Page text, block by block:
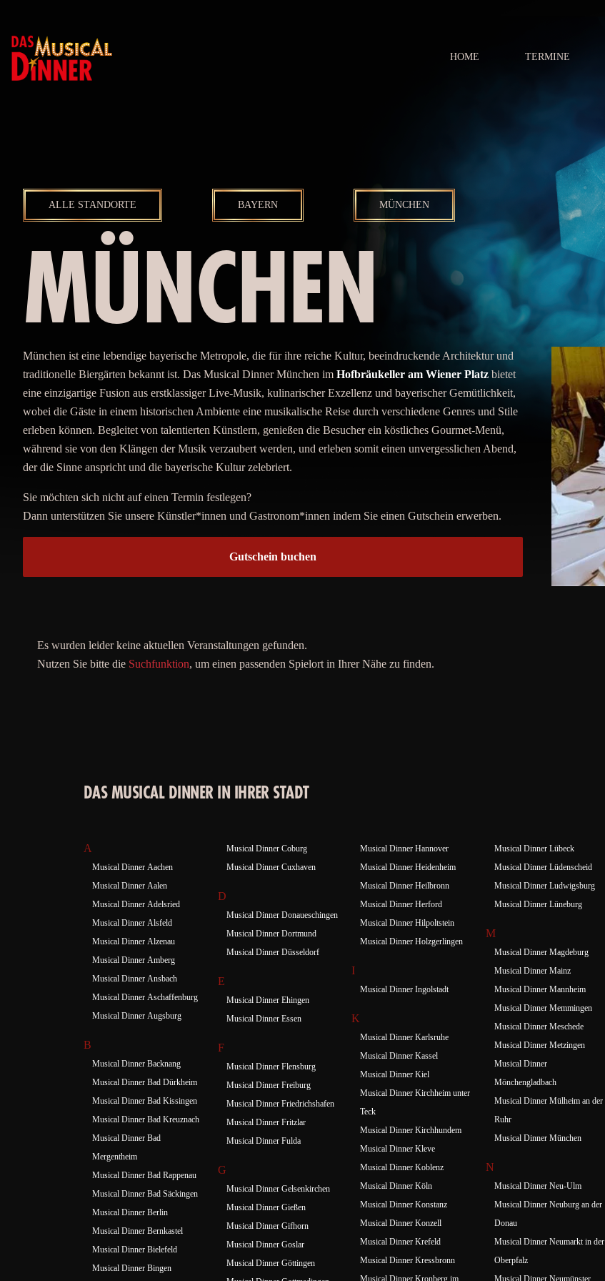
HOME TERMINE
ALLE STANDORTE BAYERN MÜNCHEN
MÜNCHEN
München ist eine lebendige bayerische Metropole, die für ihre reiche Kultur, beeindruckende Architektur und
traditionelle Biergärten bekannt ist. Das Musical Dinner München im Hofbräukeller am Wiener Platz bietet
eine einzigartige Fusion aus erstklassiger Live-Musik, kulinarischer Exzellenz und bayerischer Gemütlichkeit,
wobei die Gäste in einem historischen Ambiente eine musikalische Reise durch verschiedene Genres und Stile
erleben können. Begleitet von talentierten Künstlern, genießen die Besucher ein köstliches Gourmet-Menü,
während sie von den Klängen der Musik verzaubert werden, und erleben somit einen unvergesslichen Abend,
der die Sinne anspricht und die bayerische Kultur zelebriert.
Sie möchten sich nicht auf einen Termin festlegen?
Dann unterstützen Sie unsere Künstler*innen und Gastronom*innen indem Sie einen Gutschein erwerben.
Gutschein buchen
Es wurden leider keine aktuellen Veranstaltungen gefunden.
Nutzen Sie bitte die Suchfunktion, um einen passenden Spielort in Ihrer Nähe zu finden.
DAS MUSICAL DINNER IN IHRER STADT
A
Musical Dinner Aachen
Musical Dinner Aalen
Musical Dinner Adelsried
Musical Dinner Alsfeld
Musical Dinner Alzenau
Musical Dinner Amberg
Musical Dinner Ansbach
Musical Dinner Aschaffenburg
Musical Dinner Augsburg
B
Musical Dinner Backnang
Musical Dinner Bad Dürkheim
Musical Dinner Bad Kissingen
Musical Dinner Bad Kreuznach
Musical Dinner Bad
Mergentheim
Musical Dinner Bad Rappenau
Musical Dinner Bad Säckingen
Musical Dinner Berlin
Musical Dinner Bernkastel
Musical Dinner Bielefeld
Musical Dinner Bingen
Musical Dinner Coburg
Musical Dinner Cuxhaven
D
Musical Dinner Donaueschingen
Musical Dinner Dortmund
Musical Dinner Düsseldorf
E
Musical Dinner Ehingen
Musical Dinner Essen
F
Musical Dinner Flensburg
Musical Dinner Freiburg
Musical Dinner Friedrichshafen
Musical Dinner Fritzlar
Musical Dinner Fulda
G
Musical Dinner Gelsenkirchen
Musical Dinner Gießen
Musical Dinner Gifhorn
Musical Dinner Goslar
Musical Dinner Göttingen
Musical Dinner Hannover
Musical Dinner Heidenheim
Musical Dinner Heilbronn
Musical Dinner Herford
Musical Dinner Hilpoltstein
Musical Dinner Holzgerlingen
I
Musical Dinner Ingolstadt
K
Musical Dinner Karlsruhe
Musical Dinner Kassel
Musical Dinner Kiel
Musical Dinner Kirchheim unter
Teck
Musical Dinner Kirchhundem
Musical Dinner Kleve
Musical Dinner Koblenz
Musical Dinner Köln
Musical Dinner Konstanz
Musical Dinner Konzell
Musical Dinner Krefeld
Musical Dinner Kressbronn
Musical Dinner Lübeck
Musical Dinner Lüdenscheid
Musical Dinner Ludwigsburg
Musical Dinner Lüneburg
M
Musical Dinner Magdeburg
Musical Dinner Mainz
Musical Dinner Mannheim
Musical Dinner Memmingen
Musical Dinner Meschede
Musical Dinner Metzingen
Musical Dinner
Mönchengladbach
Musical Dinner Mülheim an der
Ruhr
Musical Dinner München
N
Musical Dinner Neu-Ulm
Musical Dinner Neuburg an der
Donau
Musical Dinner Neumarkt in der
Oberpfalz